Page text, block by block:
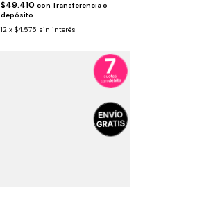
$49.410 con Transferencia o
depósito
12 x $4.575 sin interés